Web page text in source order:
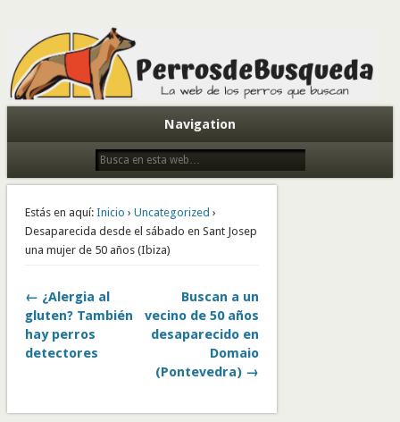
Todo sobre perros de búsqueda y detectores
Navigation
Estás en aquí: Inicio › Uncategorized ›
Desaparecida desde el sábado en Sant Josep
una mujer de 50 años (Ibiza)
← ¿Alergia al
gluten? También
hay perros
detectores
Buscan a un
vecino de 50 años
desaparecido en
Domaio
(Pontevedra) →